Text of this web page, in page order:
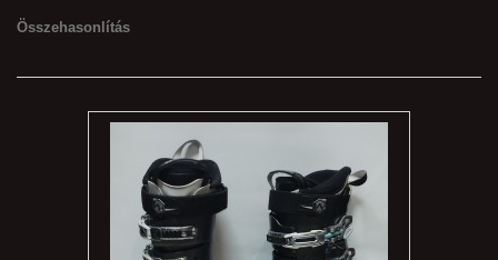
Összehasonlítás